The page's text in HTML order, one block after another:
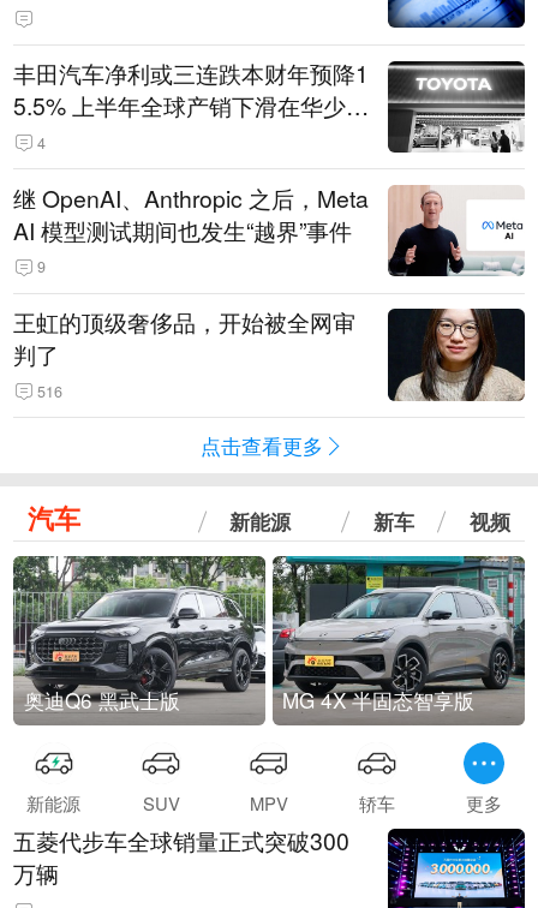
丰田汽车净利或三连跌本财年预降1
5.5% 上半年全球产销下滑在华少卖
14.3万辆
4
继 OpenAI、Anthropic 之后，Meta
AI 模型测试期间也发生“越界”事件
9
王虹的顶级奢侈品，开始被全网审
判了
516
点击查看更多
汽车 新能源 新车 视频
奥迪Q6 黑武士版 MG 4X 半固态智享版
新能源 SUV MPV 轿车 更多
五菱代步车全球销量正式突破300
万辆